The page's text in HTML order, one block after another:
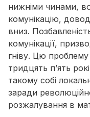
нижніми чинами,
комунікацію,
вниз.
комунікації,
гніву. Цю проблему
тридцять п’ять
такому собі
заради
розжалування в